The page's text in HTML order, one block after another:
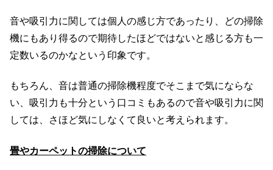
音や吸引力に関しては個人の感じ方であったり、どの掃除
機にもあり得るので期待したほどではないと感じる方も一
定数いるのかなという印象です。
もちろん、音は普通の掃除機程度でそこまで気にならな
い、吸引力も十分という口コミもあるので音や吸引力に関
しては、さほど気にしなくて良いと考えられます。
畳やカーペットの掃除について